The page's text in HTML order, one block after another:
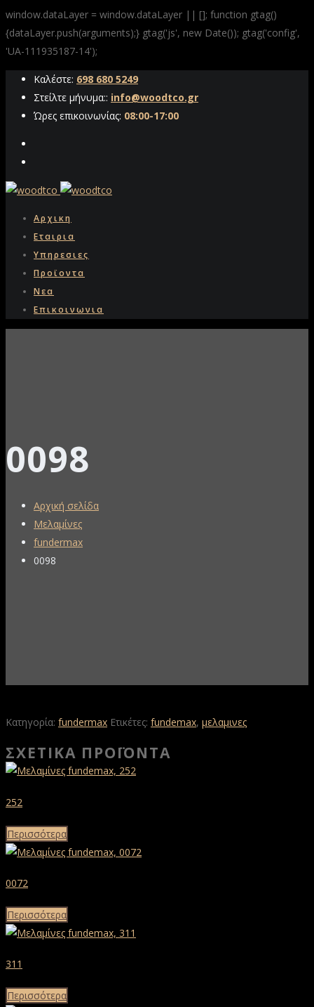
window.dataLayer = window.dataLayer || []; function gtag()
{dataLayer.push(arguments);} gtag('js', new Date()); gtag('config',
'UA-111935187-14');
Καλέστε: 698 680 5249
Στείλτε μήνυμα:: info@woodtco.gr
Ώρες επικοινωνίας: 08:00-17:00
Αρχικη
Εταιρια
Υπηρεσιες
Προϊοντα
Νεα
Επικοινωνια
0098
Αρχική σελίδα
Μελαμίνες
fundermax
0098
Κατηγορία: fundermax Ετικέτες: fundemax, μελαμινες
ΣΧΕΤΙΚΆ ΠΡΟΪΌΝΤΑ
252
Περισσότερα
0072
Περισσότερα
311
Περισσότερα